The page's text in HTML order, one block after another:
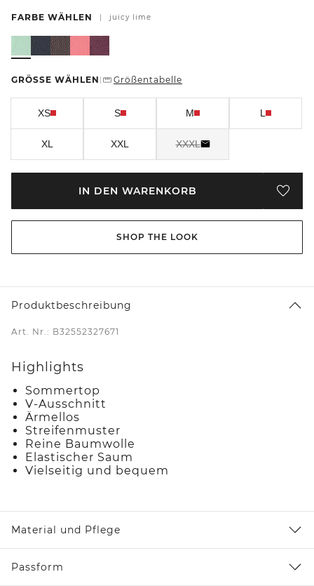
FARBE WÄHLEN juicy lime
GRÖSSE WÄHLEN Größentabelle
XS S M L
XL XXL XXXL
IN DEN WARENKORB
SHOP THE LOOK
Produktbeschreibung
Art. Nr.: B32552327671
Highlights
Sommertop
V-Ausschnitt
Ärmellos
Streifenmuster
Reine Baumwolle
Elastischer Saum
Vielseitig und bequem
Material und Pflege
Passform